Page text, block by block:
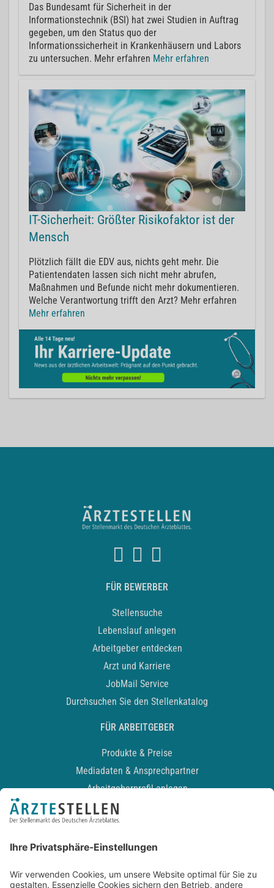
Das Bundesamt für Sicherheit in der
Informationstechnik (BSI) hat zwei Studien in Auftrag
gegeben, um den Status quo der
Informationssicherheit in Krankenhäusern und Labors
zu untersuchen. Mehr erfahren Mehr erfahren
IT-Sicherheit: Größter Risikofaktor ist der
Mensch
Plötzlich fällt die EDV aus, nichts geht mehr. Die
Patientendaten lassen sich nicht mehr abrufen,
Maßnahmen und Befunde nicht mehr dokumentieren.
Welche Verantwortung trifft den Arzt? Mehr erfahren
Mehr erfahren
FÜR BEWERBER
Stellensuche
Lebenslauf anlegen
Arbeitgeber entdecken
Arzt und Karriere
JobMail Service
Durchsuchen Sie den Stellenkatalog
FÜR ARBEITGEBER
Produkte & Preise
Mediadaten & Ansprechpartner
Arbeitgeberprofil anlegen
Recruiting-Podcast
Kontakt